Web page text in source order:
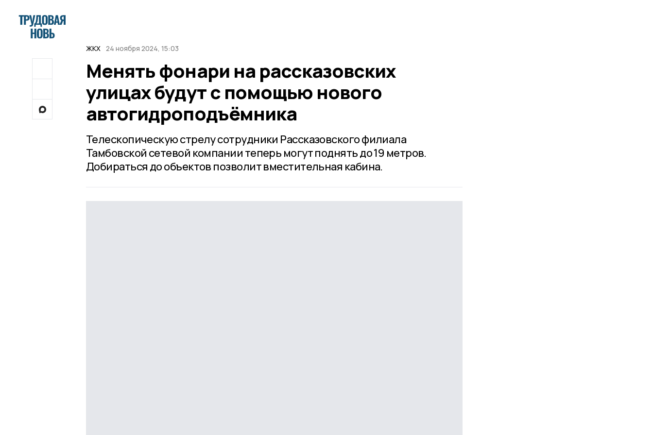
ЖКХ 24 ноября 2024, 15:03
Менять фонари на рассказовских
улицах будут с помощью нового
автогидроподъёмника
Телескопическую стрелу сотрудники Рассказовского филиала
Тамбовской сетевой компании теперь могут поднять до 19 метров.
Добираться до объектов позволит вместительная кабина.